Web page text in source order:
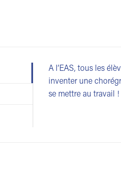
A l’EAS, tous les
inventer une
se mettre au travail !